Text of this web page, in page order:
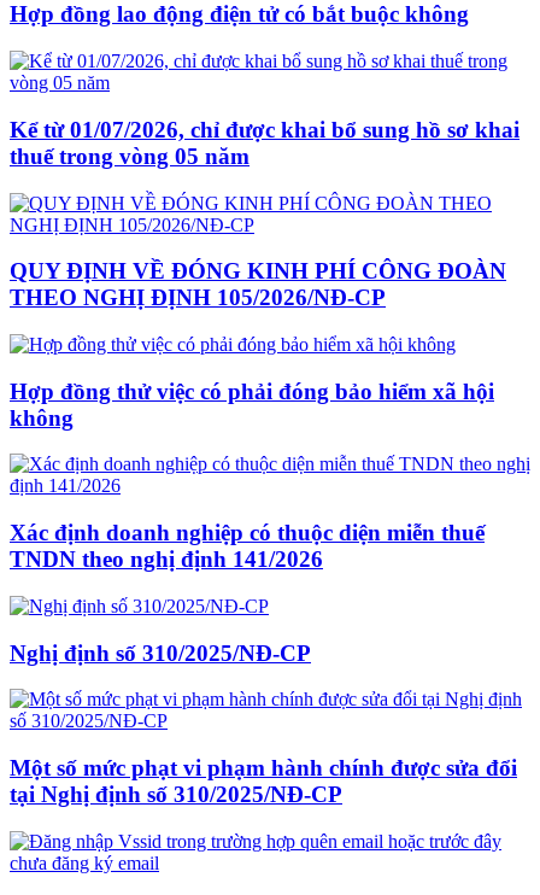
Hợp đồng lao động điện tử có bắt buộc không
Kể từ 01/07/2026, chỉ được khai bổ sung hồ sơ khai
thuế trong vòng 05 năm
QUY ĐỊNH VỀ ĐÓNG KINH PHÍ CÔNG ĐOÀN
THEO NGHỊ ĐỊNH 105/2026/NĐ-CP
Hợp đồng thử việc có phải đóng bảo hiểm xã hội
không
Xác định doanh nghiệp có thuộc diện miễn thuế
TNDN theo nghị định 141/2026
Nghị định số 310/2025/NĐ-CP
Một số mức phạt vi phạm hành chính được sửa đổi
tại Nghị định số 310/2025/NĐ-CP